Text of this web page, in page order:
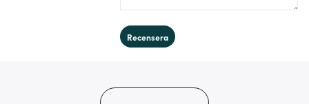
Recensera